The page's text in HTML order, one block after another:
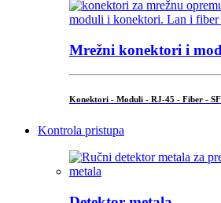
Mrežni konektori i
Konektori - Moduli - RJ-45 - Fiber -
Kontrola pristupa